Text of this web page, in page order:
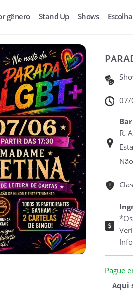
gênero Stand Up Shows
07/
R.
Pague
Aqui